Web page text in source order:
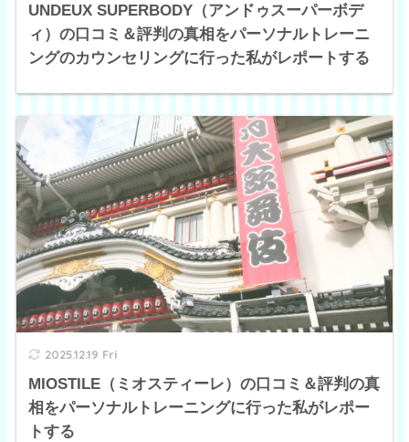
UNDEUX SUPERBODY（アンドゥスーパーボデ
ィ）の口コミ＆評判の真相をパーソナルトレーニ
ングのカウンセリングに行った私がレポートする
2025.12.19 Fri
MIOSTILE（ミオスティーレ）の口コミ＆評判の真
相をパーソナルトレーニングに行った私がレポー
トする